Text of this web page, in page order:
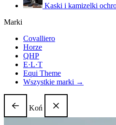
Kaski i kamizelki
Marki
Covalliero
Horze
QHP
E·L·T
Equi Theme
Wszystkie marki →
Koń